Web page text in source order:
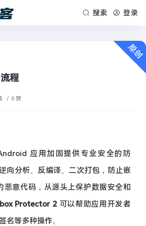
搜索 登录
程
/ 0 赞
应用加固提供专业安全的防
向分析、反编译、二次打包，防止嵌
恶意代码，从源头上保护数据安全和
Protector 2 可以帮助应用开发者
名等多种操作。